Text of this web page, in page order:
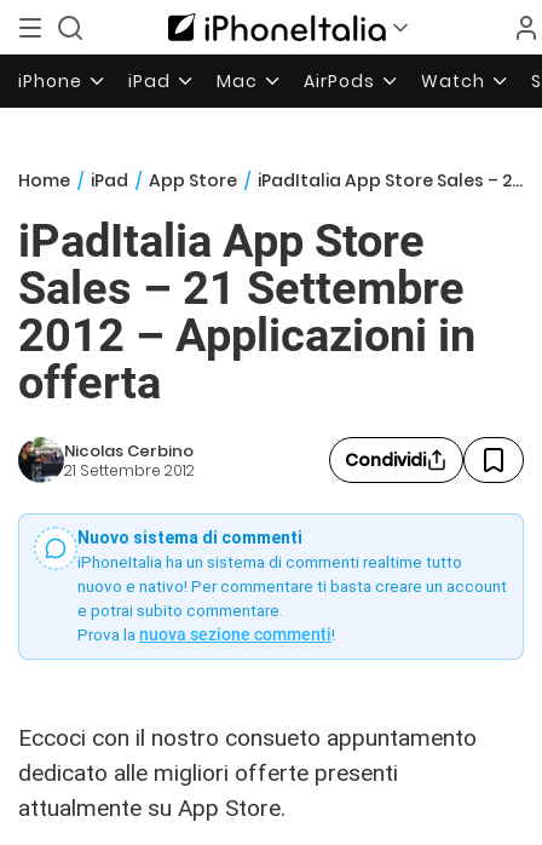
iPhone iPad Mac AirPods Watch
Home / iPad / App Store / iPadItalia App Store Sales – 21 Settembre 2012 – Applicazioni in offerta
iPadItalia App Store
Sales – 21 Settembre
2012 – Applicazioni in
offerta
Nicolas Cerbino
21 Settembre 2012 Condividi
Nuovo sistema di commenti
iPhoneItalia ha un sistema di commenti realtime tutto
nuovo e nativo! Per commentare ti basta creare un account
e potrai subito commentare.
Prova la nuova sezione commenti!
Eccoci con il nostro consueto appuntamento
dedicato alle migliori offerte presenti
attualmente su App Store.